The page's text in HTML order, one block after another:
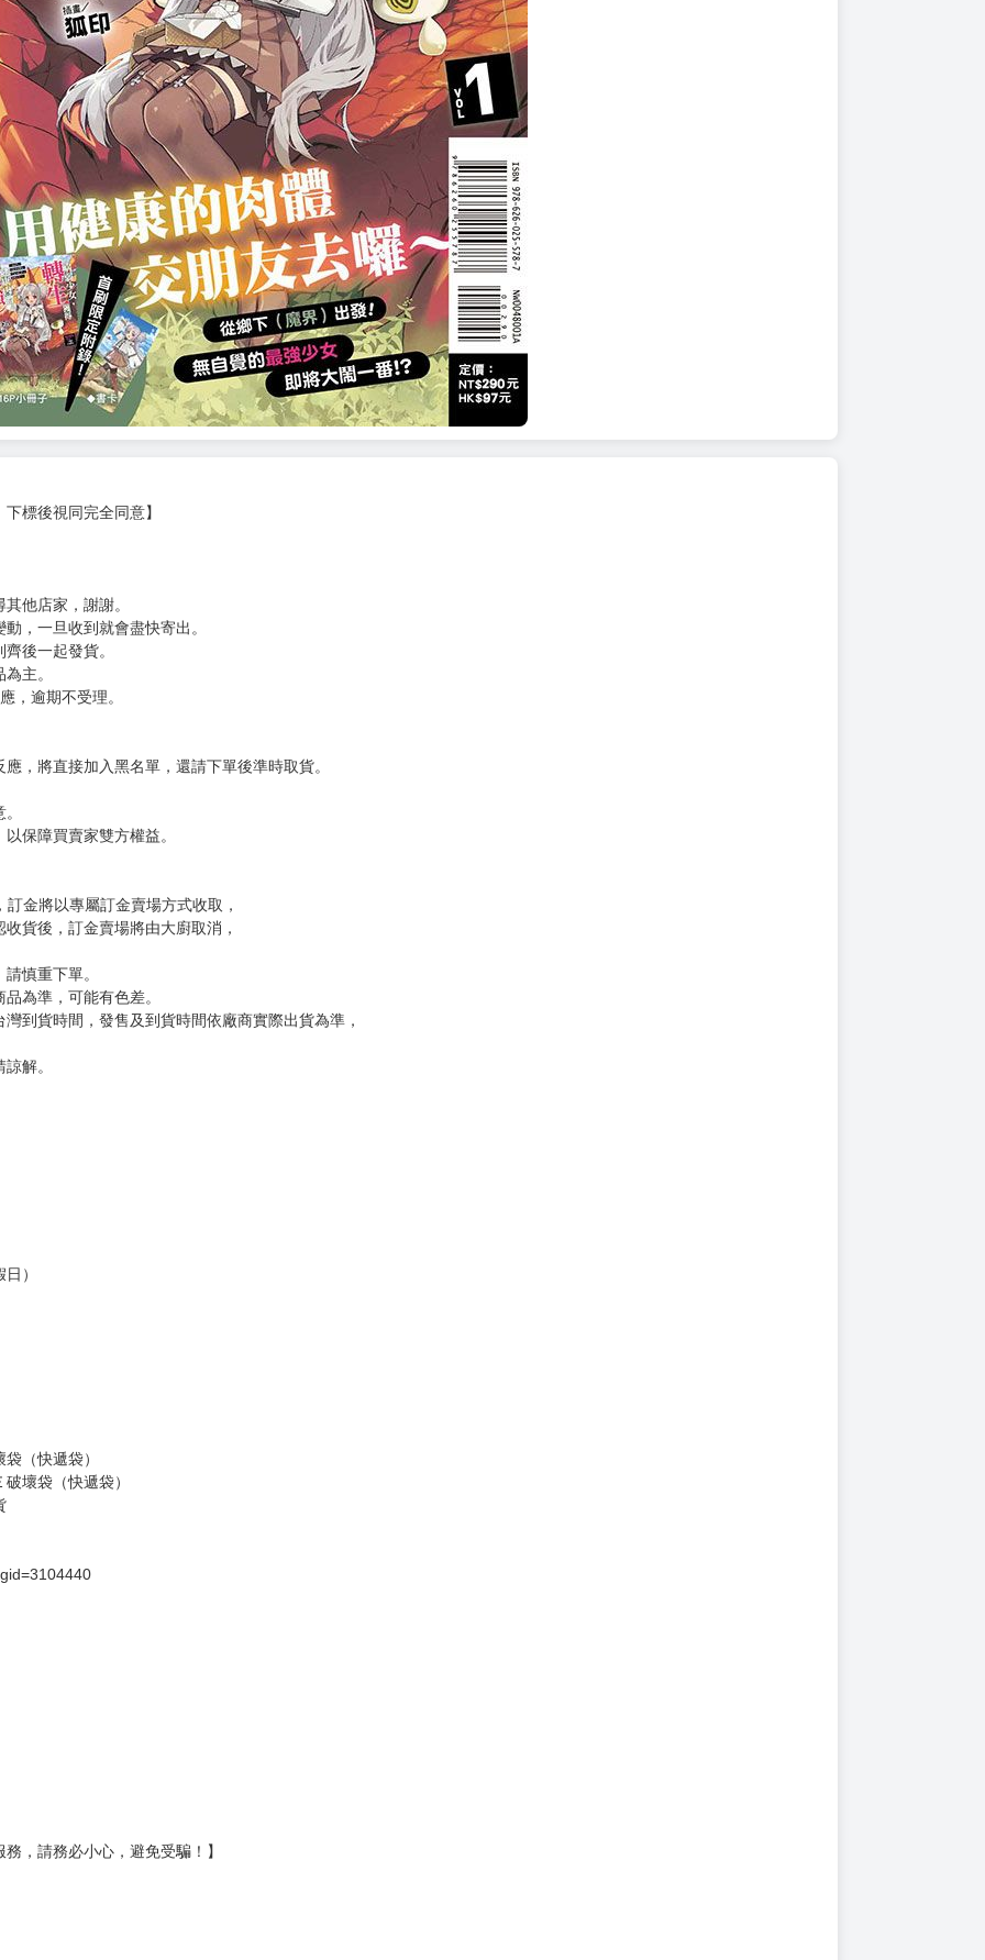
標後視同完全同意】
他店家，謝謝。
，一旦收到就會盡快寄出。
後一起發貨。
主。
，逾期不受理。
，將直接加入黑名單，還請下單後準時取貨。
保障買賣家雙方權益。
金將以專屬訂金賣場方式收取，
貨後，訂金賣場將由大廚取消，
慎重下單。
為準，可能有色差。
到貨時間，發售及到貨時間依廠商實際出貨為準，
解。
）
（快遞袋）
壞袋（快遞袋）
，請務必小心，避免受騙！】